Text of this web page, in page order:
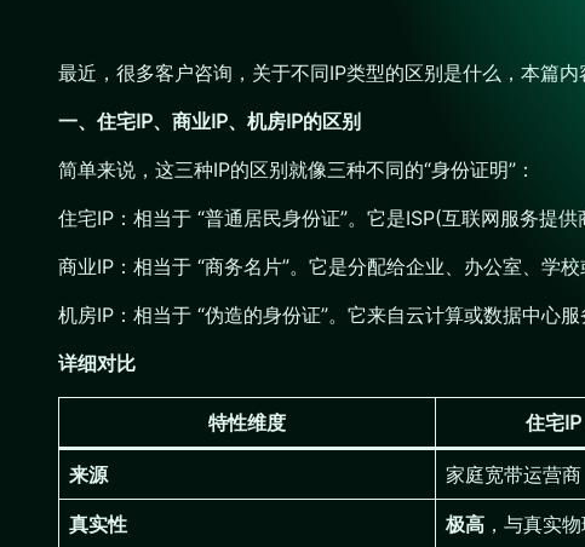
最近，很多客户咨询，关于不同IP类型的区别是什么，本篇
一、住宅IP、商业IP、机房IP的区别
简单来说，这三种IP的区别就像三种不同的“身份证明”：
住宅IP：相当于 “普通居民身份证”。它是ISP(互联网服务提
商业IP：相当于 “商务名片”。它是分配给企业、办公室、学
机房IP：相当于 “伪造的身份证”。它来自云计算或数据中心
详细对比
特性维度 住宅
来源 家庭宽带运营商
真实性 极高 ，与真实